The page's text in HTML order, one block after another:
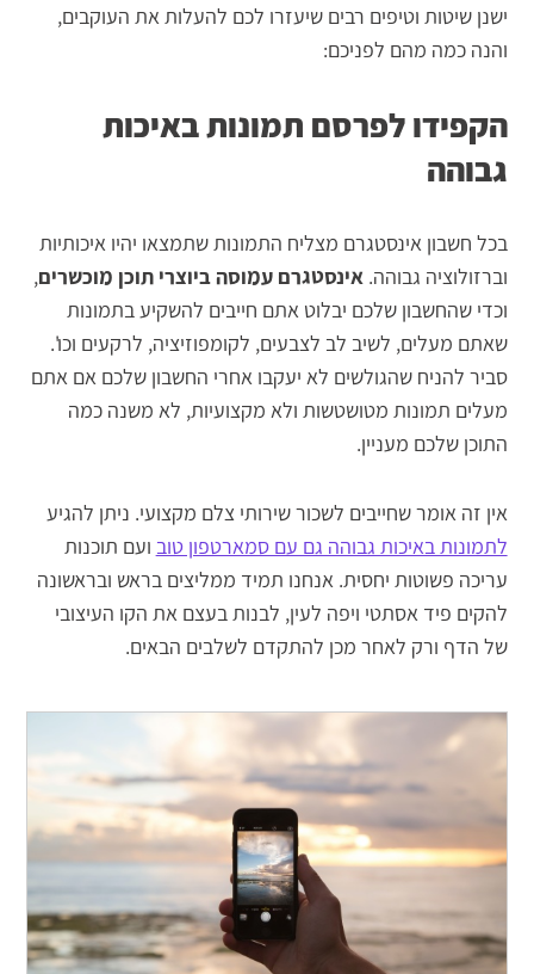
ישנן שיטות וטיפים רבים שיעזרו לכם להעלות את העוקבים,
והנה כמה מהם לפניכם:
הקפידו לפרסם תמונות באיכות
גבוהה
בכל חשבון אינסטגרם מצליח התמונות שתמצאו יהיו איכותיות
וברזולוציה גבוהה.אינסטגרם עמוסה ביוצרי תוכן מוכשרים,
וכדי שהחשבון שלכם יבלוט אתם חייבים להשקיע בתמונות
שאתם מעלים, לשיב לב לצבעים, לקומפוזיציה, לרקעים וכו'.
סביר להניח שהגולשים לא יעקבו אחרי החשבון שלכם אם אתם
מעלים תמונות מטושטשות ולא מקצועיות, לא משנה כמה
התוכן שלכם מעניין.
אין זה אומר שחייבים לשכור שירותי צלם מקצועי. ניתן להגיע
לתמונות באיכות גבוהה גם עם סמארטפון טוב ועם תוכנות
עריכה פשוטות יחסית. אנחנו תמיד ממליצים בראש ובראשונה
להקים פיד אסתטי ויפה לעין, לבנות בעצם את הקו העיצובי
של הדף ורק לאחר מכן להתקדם לשלבים הבאים.